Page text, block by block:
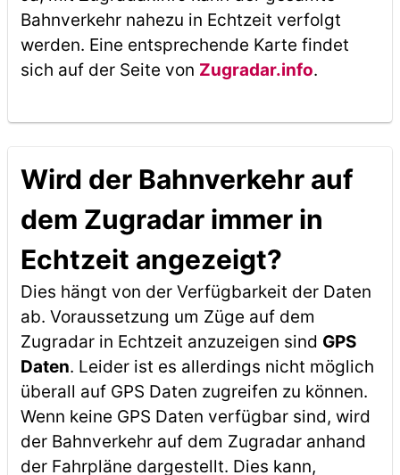
Bahnverkehr nahezu in Echtzeit verfolgt
werden. Eine entsprechende Karte findet
sich auf der Seite von Zugradar.info.
Wird der Bahnverkehr auf
dem Zugradar immer in
Echtzeit angezeigt?
Dies hängt von der Verfügbarkeit der Daten
ab. Voraussetzung um Züge auf dem
Zugradar in Echtzeit anzuzeigen sind GPS
Daten. Leider ist es allerdings nicht möglich
überall auf GPS Daten zugreifen zu können.
Wenn keine GPS Daten verfügbar sind, wird
der Bahnverkehr auf dem Zugradar anhand
der Fahrpläne dargestellt. Dies kann,